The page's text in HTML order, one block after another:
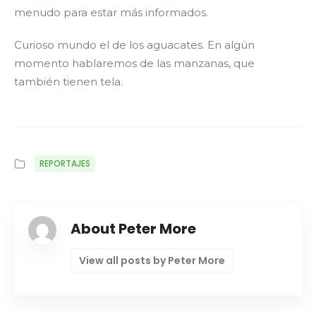
menudo para estar más informados.
Curioso mundo el de los aguacates. En algún
momento hablaremos de las manzanas, que
también tienen tela.
REPORTAJES
About Peter More
View all posts by Peter More